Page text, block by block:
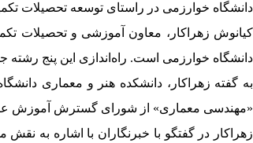
دانشگاه خوارزمی در راستای توسعه تحصیلات تکمیلی و پاسخ به نیازهای روز جامعه،
کیانوش زهراکار، معاون آموزشی و تحصیلات
دانشگاه خوارزمی است. راه‌اندازی این پنج رشته جدید در ادامه مسیر اثربخش سال ۱۴۰۳ و پس از
به گفته زهراکار، دانشکده هنر و معماری
«مهندسی معماری» از شورای گسترش آموزش عالی در اردیبهشت ۱۴۰۴ شده است. این موفقیت در حالی به‌دست آمده که دانشکده مذکور
زهراکار در گفتگو با خبرنگاران با اشاره به